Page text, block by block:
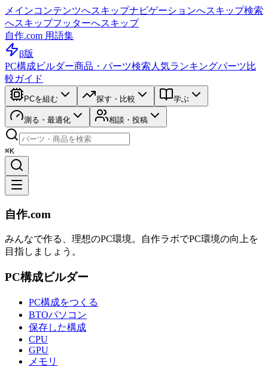
メインコンテンツへスキップナビゲーションへスキップ検索
へスキップフッターへスキップ
自作.com 用語集
β版
PC構成ビルダー商品・パーツ検索 人気ランキングパーツ比
較ガイド
PCを組む 探す・比較 学ぶ
測る・最適化 相談・投稿
⌘K
自作.com
みんなで作る、理想のPC環境。 自作ラボでPC環境の向上を
目指しましょう。
PC構成ビルダー
PC構成をつくる
BTOパソコン
保存した構成
CPU
GPU
メモリ